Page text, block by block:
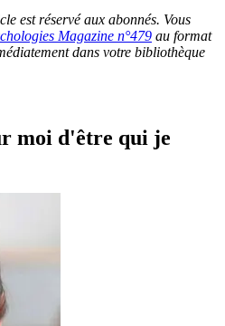
est réservé aux abonnés. Vous
Magazine n°479 au format
dans votre bibliothèque
moi d'être qui je